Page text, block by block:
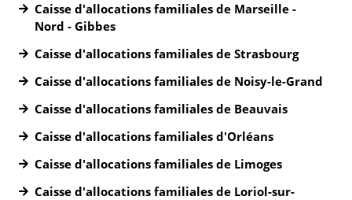
Caisse d'allocations familiales de Marseille -
Nord - Gibbes
Caisse d'allocations familiales de Strasbourg
Caisse d'allocations familiales de Noisy-le-Grand
Caisse d'allocations familiales de Beauvais
Caisse d'allocations familiales d'Orléans
Caisse d'allocations familiales de Limoges
Caisse d'allocations familiales de Loriol-sur-